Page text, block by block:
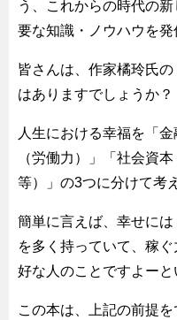
う、これからの時代の
要な知識・ノウハウを発
皆さんは、作家橘玲氏
はありますでしょうか？
人生における幸福を「
（労働力）」「社会資
等）」の3つに分けて考
簡単に言えば、幸せに
を多く持っていて、稼
好な人のことですよーと
この本は、上記の前提